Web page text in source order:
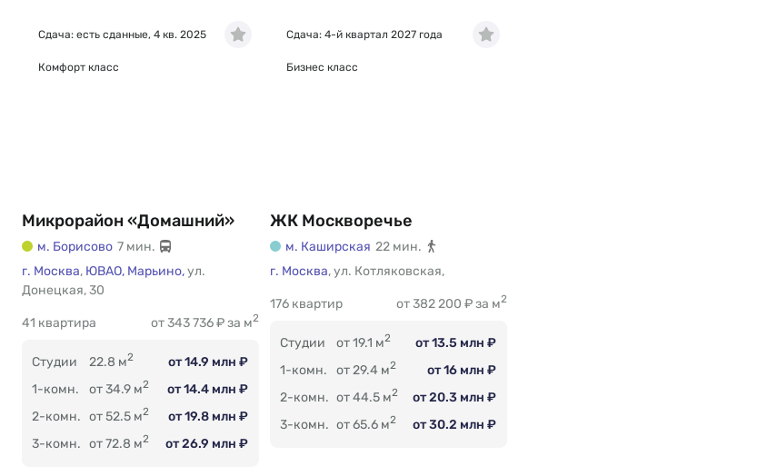
Микрорайон «Домашний»
м. Борисово 7 мин.
г. Москва, ЮВАО, Марьино,ул.
Донецкая,30
41 квартира
Есть
от 343 736 ₽ за м2
Студии 22.8 м2
от 14.9 млн ₽
1-комн.
от 34.9 м2
от 14.4 млн ₽
2-комн. от 52.5 м2
от 19.8 млн ₽
3-комн. от 72.8 м2 от 26.9 млн ₽
Сдача: есть сданные, 4 кв. 2025
Комфорт класс
ЖК Москворечье
м. Каширская 22 мин.
г. Москва,ул. Котляковская,
176 квартир
Есть
от 382 200 ₽ за м2
Студии от 19.1 м2
от 13.5 млн ₽
1-комн.
от 29.4 м2
от 16 млн ₽
2-комн. от 44.5 м2
от 20.3 млн ₽
3-комн. от 65.6 м2 от 30.2 млн ₽
Сдача: 4-й квартал 2027 года
Бизнес класс